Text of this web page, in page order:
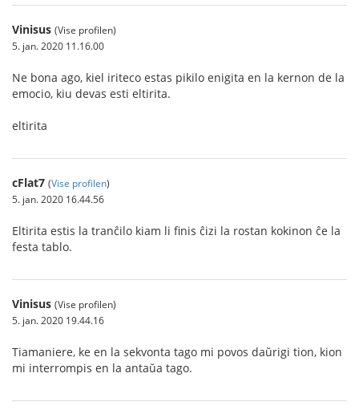
Vinisus (Vise profilen)
5. jan. 2020 11.16.00
Ne bona ago, kiel iriteco estas pikilo enigita en la kernon de la
emocio, kiu devas esti eltirita.
eltirita
cFlat7 (Vise profilen)
5. jan. 2020 16.44.56
Eltirita estis la tranĉilo kiam li finis ĉizi la rostan kokinon ĉe la
festa tablo.
Vinisus (Vise profilen)
5. jan. 2020 19.44.16
Tiamaniere, ke en la sekvonta tago mi povos daŭrigi tion, kion
mi interrompis en la antaŭa tago.